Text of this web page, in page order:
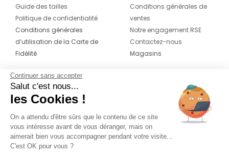
Guide des tailles
Politique de confidentialité
Conditions générales
d’utilisation de la Carte de
Fidélité
Conditions générales de
ventes
Notre engagement RSE
Contactez-nous
Magasins
CONTACT
04 42 20 78 42
Du lundi au jeudi de 8h30 à 16h30 & le
vendredi de 8h30 à 15h30
Continuer sans accepter
Salut c'est nous...
les Cookies !
On a attendu d'être sûrs que le contenu de ce site
vous intéresse avant de vous déranger, mais on
aimerait bien vous accompagner pendant votre visite...
C'est OK pour vous ?